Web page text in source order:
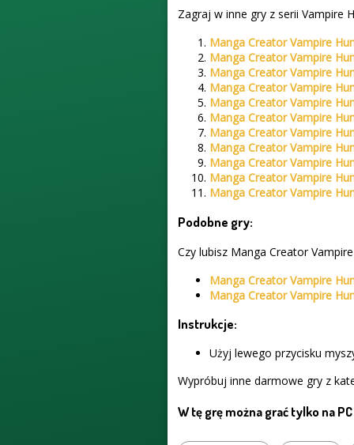
Zagraj w inne gry z serii Vampire
Manga Creator Vampire
Manga Creator Vampire
Manga Creator Vampire
Manga Creator Vampire
Manga Creator Vampire
Manga Creator Vampire
Manga Creator Vampire
Manga Creator Vampire
Manga Creator Vampire
Manga Creator Vampire
Manga Creator Vampire
Podobne gry:
Czy lubisz Manga Creator
Manga Creator Vampire
Manga Creator Vampire
Instrukcje:
Użyj lewego przycisku
Wypróbuj inne darmowe gry z
W tę grę można grać tylko na PC